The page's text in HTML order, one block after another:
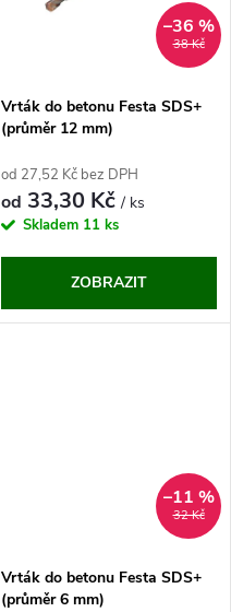
38 Kč
–36 %
Vrták do betonu Festa SDS+
(průměr 12 mm)
od 27,52 Kč bez DPH
od 33,30 Kč/ ks
Skladem 11 ks
ZOBRAZIT
32 Kč
–11 %
Vrták do betonu Festa SDS+
(průměr 6 mm)